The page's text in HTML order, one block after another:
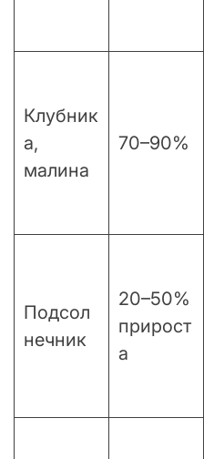
Клубник
а,
малина
70–90%
Подсол
нечник
20–50%
прирост
а